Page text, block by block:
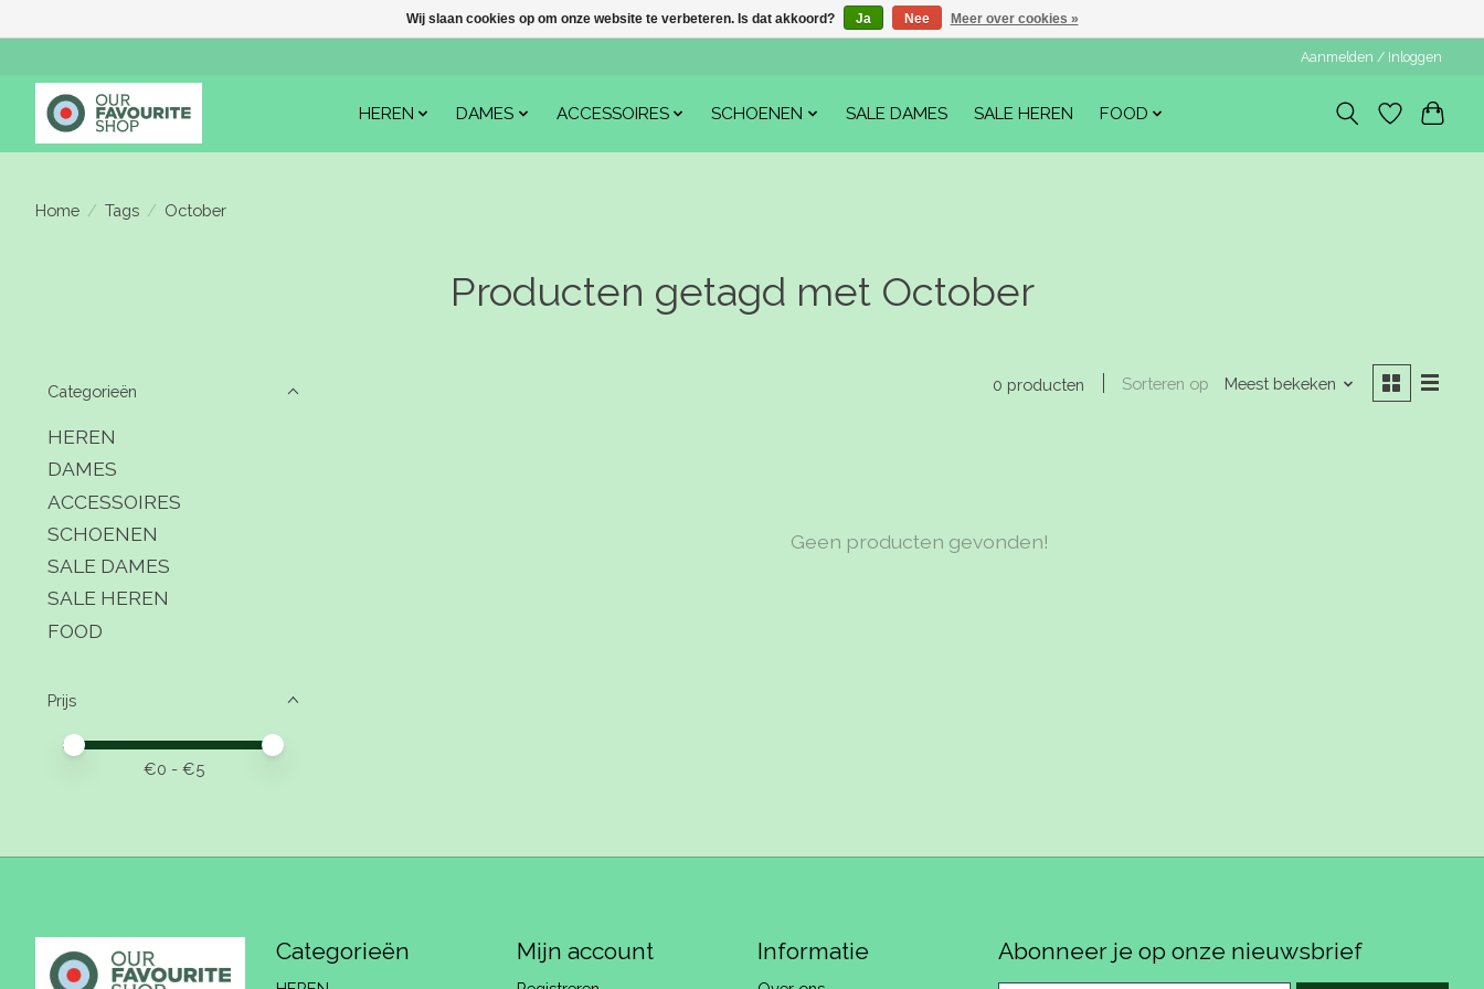
Aanmelden / Inloggen
HEREN DAMES ACCESSOIRES SCHOENEN SALE DAMES SALE HEREN FOOD
Home / Tags / October
Producten getagd met October
Categorieën
HEREN
DAMES
ACCESSOIRES
SCHOENEN
SALE DAMES
SALE HEREN
FOOD
Prijs
Minimale prijswaarde
Price maximum value
€0 - €5
0 producten Sorteren op Meest bekeken
Geen producten gevonden!
Categorieën Mijn account Informatie Abonneer je op onze nieuwsbrief
Wij slaan cookies op om onze website te verbeteren. Is dat akkoord? Ja Nee Meer over cookies »